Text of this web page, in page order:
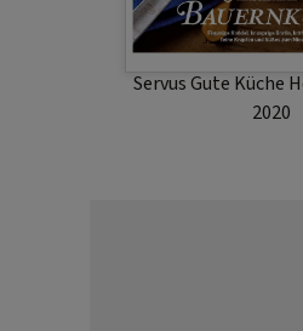
Servus Gute Küche
2020